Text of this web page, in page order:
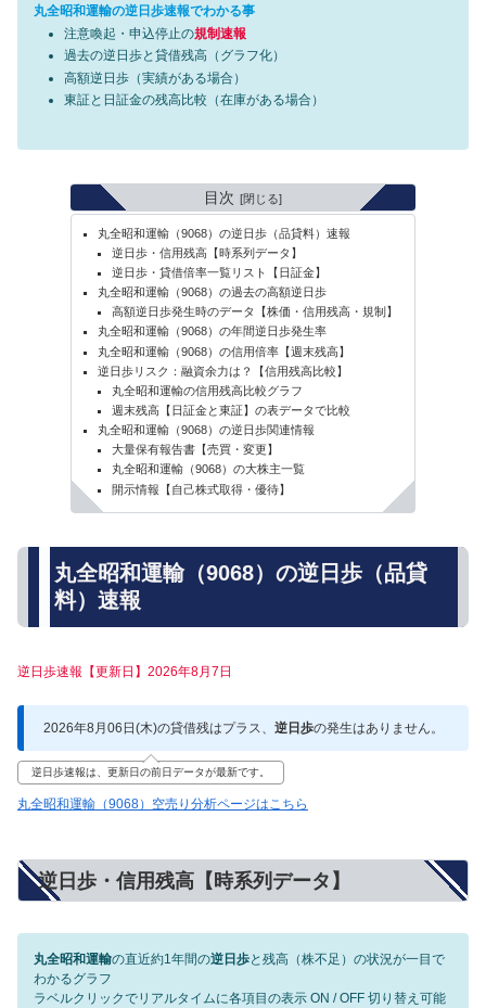
丸全昭和運輸の逆日歩速報でわかる事
注意喚起・申込停止の規制速報
過去の逆日歩と貸借残高（グラフ化）
高額逆日歩（実績がある場合）
東証と日証金の残高比較（在庫がある場合）
目次
丸全昭和運輸（9068）の逆日歩（品貸料）速報
逆日歩・信用残高【時系列データ】
逆日歩・貸借倍率一覧リスト【日証金】
丸全昭和運輸（9068）の過去の高額逆日歩
高額逆日歩発生時のデータ【株価・信用残高・規制】
丸全昭和運輸（9068）の年間逆日歩発生率
丸全昭和運輸（9068）の信用倍率【週末残高】
逆日歩リスク：融資余力は？【信用残高比較】
丸全昭和運輸の信用残高比較グラフ
週末残高【日証金と東証】の表データで比較
丸全昭和運輸（9068）の逆日歩関連情報
大量保有報告書【売買・変更】
丸全昭和運輸（9068）の大株主一覧
開示情報【自己株式取得・優待】
丸全昭和運輸（9068）の逆日歩（品貸
料）速報
逆日歩速報【更新日】2026年8月7日
2026年8月06日(木)の貸借残はプラス、 逆日歩の発生はありません。
逆日歩速報は、更新日の前日データが最新です。
丸全昭和運輸（9068）空売り分析ページはこちら
逆日歩・信用残高【時系列データ】
丸全昭和運輸の直近約1年間の逆日歩と残高（株不足）の状況が一目で
わかるグラフ
ラベルクリックでリアルタイムに各項目の表示 ON / OFF 切り替え可能